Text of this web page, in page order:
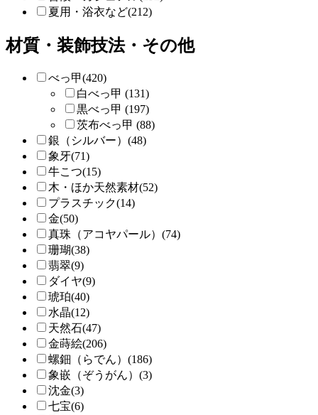
夏用・浴衣など(212)
材質・装飾技法・その他
べっ甲(420)
白べっ甲 (131)
黒べっ甲 (197)
茨布べっ甲 (88)
銀（シルバー）(48)
象牙(71)
牛こつ(15)
木・ほか天然素材(52)
プラスチック(14)
金(50)
真珠（アコヤパール）(74)
珊瑚(38)
翡翠(9)
ダイヤ(9)
琥珀(40)
水晶(12)
天然石(47)
金蒔絵(206)
螺鈿（らでん）(186)
象嵌（ぞうがん）(3)
沈金(3)
七宝(6)